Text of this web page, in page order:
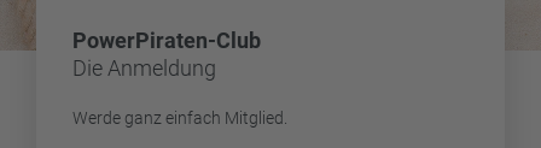
PowerPiraten-Club
Die Anmeldung
Werde ganz einfach Mitglied.